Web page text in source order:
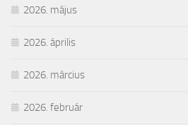
2026. május
2026. április
2026. március
2026. február